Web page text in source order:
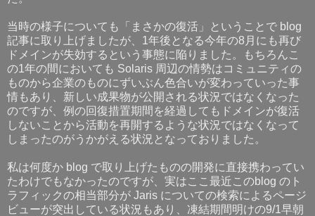
当時の様子についても「まさかの復活」ということで blog
記事に取り上げましたが、1年後となる今年の8月にも再び
ドメインが失効するという事態に陥りました。もちろんこ
の1年の間においても Solaris 周辺の情勢はコミュニティの
ものから企業のものにずいぶん色合いが変わっていった事
情もあり、新しい成果物が公開される状況ではなくなった
のですが、例の回復措置期間を経過してもドメインが復活
しないことから活動を再開するような状況ではなくなって
しまったのがうかがえる状況となっておりました。
私は何度か blog で取り上げたものの開発に直接携わってい
たわけでもなかったのですが、実はここ最近このblog のト
ラフィックの相当部分が Jaris についての検索によるページ
ビューが突出している状況もあり、凍結期間明けの9/1早朝